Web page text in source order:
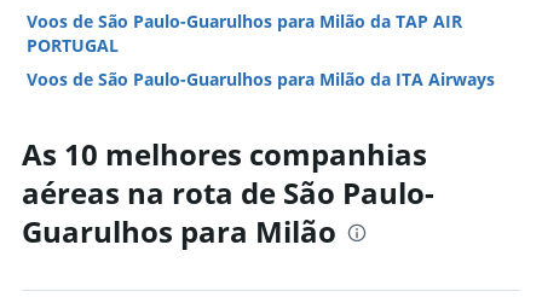
Voos de São Paulo-Guarulhos para Milão da TAP AIR
PORTUGAL
Voos de São Paulo-Guarulhos para Milão da ITA Airways
As 10 melhores companhias
aéreas na rota de São Paulo-
Guarulhos para Milão